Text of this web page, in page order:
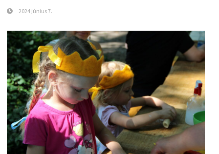
2024 június 7.